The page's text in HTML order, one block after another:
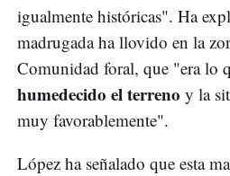
igualmente históricas". Ha
madrugada ha llovido en la
Comunidad foral, que "era lo
humedecido el terreno y la
muy favorablemente".
López ha señalado que esta